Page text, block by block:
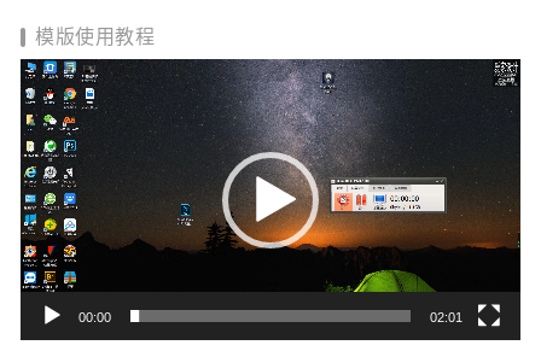
模版使用教程
视
频
播
放
器
00:00 02:01